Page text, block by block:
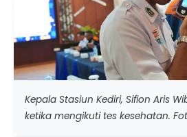
Kepala Stasiun Kediri, Sifion Aris
ketika mengikuti tes kesehatan.